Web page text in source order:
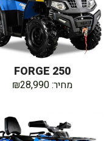
FORGE 250
מחיר: ₪28,990